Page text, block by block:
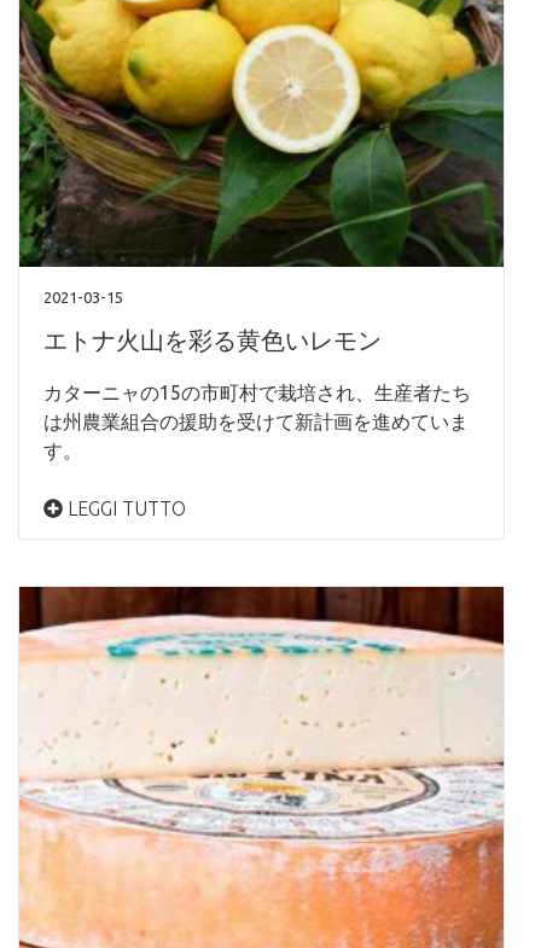
2021-03-15
エトナ火山を彩る黄色いレモン
カターニャの15の市町村で栽培され、生産者たち
は州農業組合の援助を受けて新計画を進めていま
す。
LEGGI TUTTO